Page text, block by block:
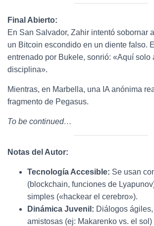
Final Abierto:
En San Salvador, Zahir intentó sobornar
un Bitcoin escondido en un diente falso.
entrenado por Bukele, sonrió: «Aquí
disciplina».
Mientras, en Marbella, una IA anónima
fragmento de Pegasus.
To be continued…
Notas del Autor:
Tecnología Accesible: Se usan
(blockchain, funciones de
simples («hackear el cerebro»).
Dinámica Juvenil: Diálogos
amistosas (ej: Makarenko vs. el